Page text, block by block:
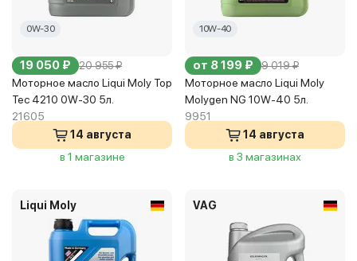
0W-30
19 050 ₽ 20 955 ₽
Моторное масло Liqui Moly Top
Tec 4210 0W-30 5л.
21605
14 августа
в 1 магазине
10W-40
от 8 199 ₽ 9 019 ₽
Моторное масло Liqui Moly
Molygen NG 10W-40 5л.
9951
14 августа
в 3 магазинах
Liqui Moly VAG